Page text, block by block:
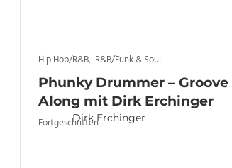
Hip Hop/R&B, R&B/Funk & Soul
Phunky Drummer – Groove
Along mit Dirk Erchinger
FortgeschrittenDirk Erchinger